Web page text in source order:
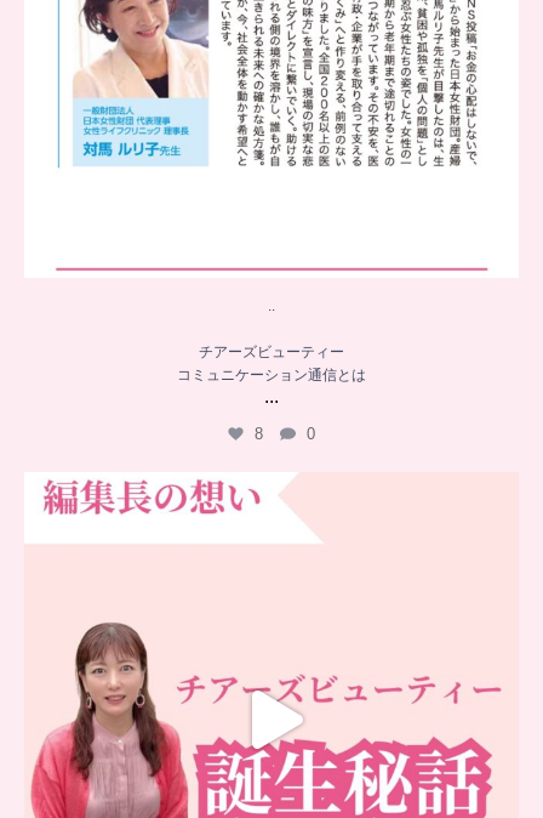
..
チアーズビューティー
コミュニケーション通信とは
...
8 0
チアーズビューティー誕生秘話